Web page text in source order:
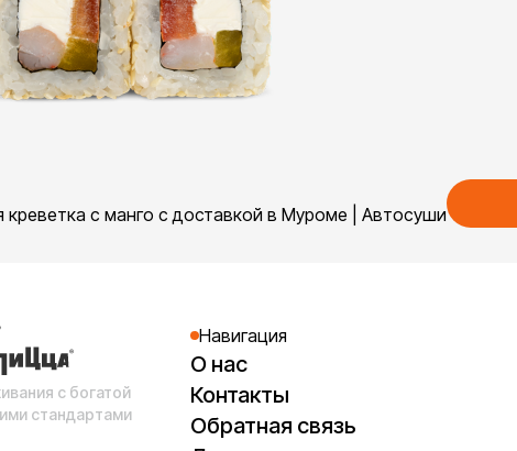
креветка с манго с доставкой в Муроме | Автосуши
с богатой
стандартами
Навигация
О нас
Контакты
Обратная связь